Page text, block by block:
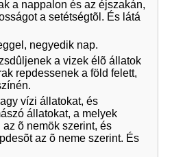
a nappalon és az éjszakán,
a setétségtõl. És látá
negyedik nap.
a vizek élõ állatok
repdessenek a föld felett,
vízi állatokat, és
állatokat, a melyek
õ nemök szerint, és
az õ neme szerint. És